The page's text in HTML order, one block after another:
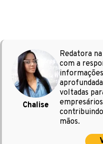
Chalise
Redatora
com a
voltadas
mãos.